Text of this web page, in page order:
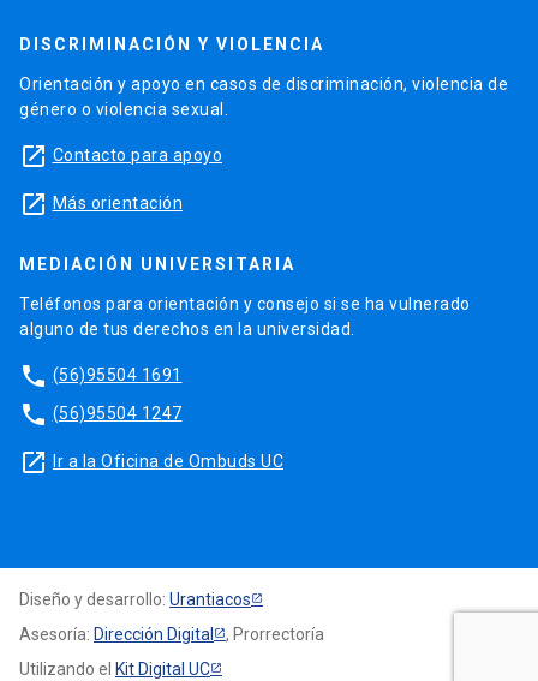
DISCRIMINACIÓN Y VIOLENCIA
Orientación y apoyo en casos de discriminación, violencia de
género o violencia sexual.
launch Contacto para apoyo
launch Más orientación
MEDIACIÓN UNIVERSITARIA
Teléfonos para orientación y consejo si se ha vulnerado
alguno de tus derechos en la universidad.
phone (56)95504 1691
phone (56)95504 1247
launch Ir a la Oficina de Ombuds UC
Diseño y desarrollo: Urantiacos
Asesoría: Dirección Digital
, Prorrectoría
Utilizando el Kit Digital UC